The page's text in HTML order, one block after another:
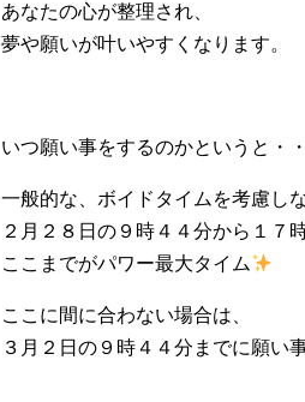
あなたの心が整理され、
夢や願いが叶いやすくなります。
いつ願い事をするのかというと・
一般的な、ボイドタイムを考慮し
２月２８日の９時４４分から１７
ここまでがパワー最大タイム
ここに間に合わない場合は、
３月２日の９時４４分までに願い